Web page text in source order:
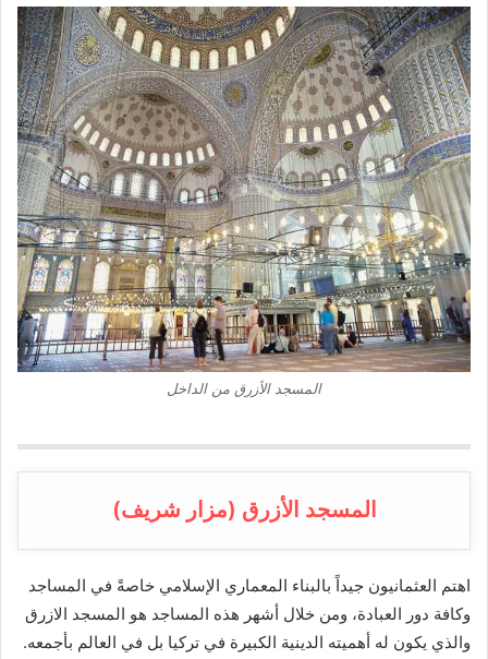
المسجد الأزرق من الداخل
المسجد الأزرق (مزار شريف)
اهتم العثمانيون جيداً بالبناء المعماري الإسلامي خاصةً في المساجد
وكافة دور العبادة، ومن خلال أشهر هذه المساجد هو المسجد الازرق
والذي يكون له أهميته الدينية الكبيرة في تركيا بل في العالم بأجمعه.